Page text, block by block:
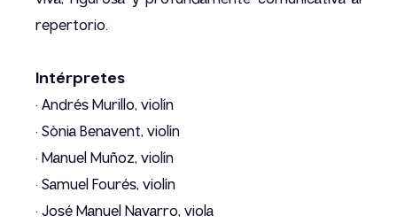
repertorio.
Intérpretes
· Andrés Murillo, violín
· Sònia Benavent, violín
· Manuel Muñoz, violín
· Samuel Fourés, violín
· José Manuel Navarro, viola